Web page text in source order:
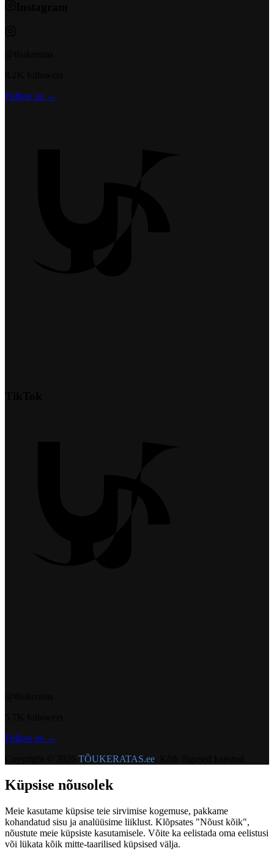
Follow us →
Follow us →
TÕUKERATAS.ee
Küpsise nõusolek
Meie kasutame küpsise teie sirvimise kogemuse, pakkame
kohandatud sisu ja analüüsime liiklust. Klõpsates "Nõust kõik",
nõustute meie küpsiste kasutamisele. Võite ka eelistada oma eelistusi
või lükata kõik mitte-taarilised küpsised välja.